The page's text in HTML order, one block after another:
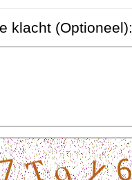
klacht (Optioneel):